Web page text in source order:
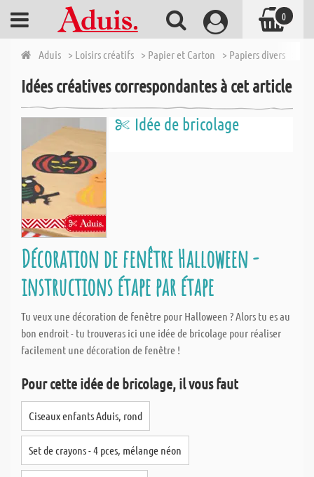
Aduis > Loisirs créatifs > Papier et Carton > Papiers divers
Idées créatives correspondantes à cet article
Idée de bricolage
Décoration de fenêtre Halloween -
instructions étape par étape
Tu veux une décoration de fenêtre pour Halloween ? Alors tu es au
bon endroit - tu trouveras ici une idée de bricolage pour réaliser
facilement une décoration de fenêtre !
Pour cette idée de bricolage, il vous faut
Ciseaux enfants Aduis, rond
Set de crayons - 4 pces, mélange néon
0